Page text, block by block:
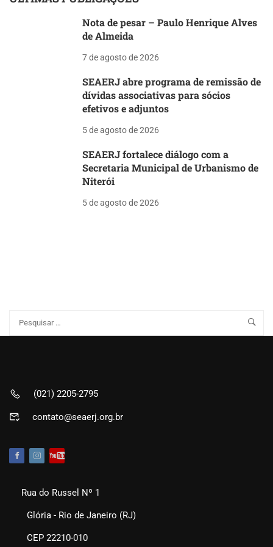
Nota de pesar – Paulo Henrique Alves
de Almeida
7 de agosto de 2026
SEAERJ abre programa de remissão de
dívidas associativas para sócios
efetivos e adjuntos
5 de agosto de 2026
SEAERJ fortalece diálogo com a
Secretaria Municipal de Urbanismo de
Niterói
5 de agosto de 2026
(021) 2205-2795
contato@seaerj.org.br
Rua do Russel Nº 1
Glória - Rio de Janeiro (RJ)
CEP 22210-010